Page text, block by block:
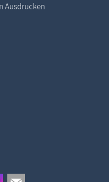
Ausdrucken